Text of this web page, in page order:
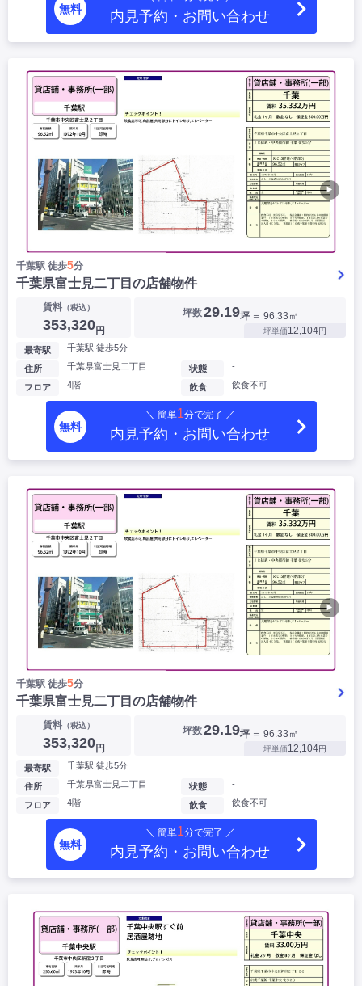
無料 内見予約・お問い合わせ
▶
千葉駅 徒歩5分
千葉県富士見二丁目の店舗物件
賃料（税込）
353,320円
坪数29.19坪 ＝ 96.33㎡
坪単価12,104円
最寄駅 千葉駅 徒歩5分
住所 千葉県富士見二丁目
フロア 4階
状態 -
飲食 飲食不可
無料
＼ 簡単1分で完了 ／
内見予約・お問い合わせ
▶
千葉駅 徒歩5分
千葉県富士見二丁目の店舗物件
賃料（税込）
353,320円
坪数29.19坪 ＝ 96.33㎡
坪単価12,104円
最寄駅 千葉駅 徒歩5分
住所 千葉県富士見二丁目
フロア 4階
状態 -
飲食 飲食不可
無料
＼ 簡単1分で完了 ／
内見予約・お問い合わせ